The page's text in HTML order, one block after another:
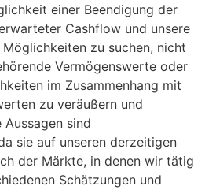
einer Beendigung der
Cashflow und unsere
zu suchen, nicht
Vermögenswerte oder
im Zusammenhang mit
zu veräußern und
Aussagen sind
sie auf unseren derzeitigen
der Märkte, in denen wir tätig
Schätzungen und